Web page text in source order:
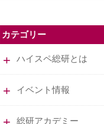
カテゴリー
ハイスペ総研とは
イベント情報
総研アカデミー